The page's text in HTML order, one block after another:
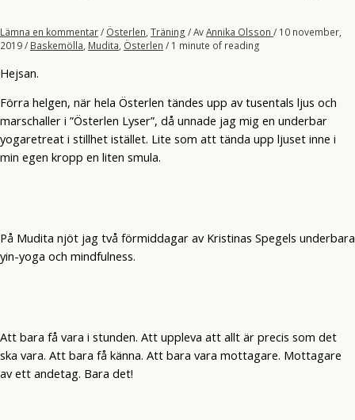
Lämna en kommentar/ Österlen Träning / AvAnnika Olsson / 10 november,
2019/ Baskemölla Mudita Österlen / 1 minute of reading
Hejsan.
Förra helgen, när hela Österlen tändes upp av tusentals ljus och
marschaller i ”Österlen Lyser”, då unnade jag mig en underbar
yogaretreat i stillhet istället. Lite som att tända upp ljuset inne i
min egen kropp en liten smula.
På Mudita njöt jag två förmiddagar av Kristinas Spegels underbara
yin-yoga och mindfulness.
Att bara få vara i stunden. Att uppleva att allt är precis som det
ska vara. Att bara få känna. Att bara vara mottagare. Mottagare
av ett andetag. Bara det!